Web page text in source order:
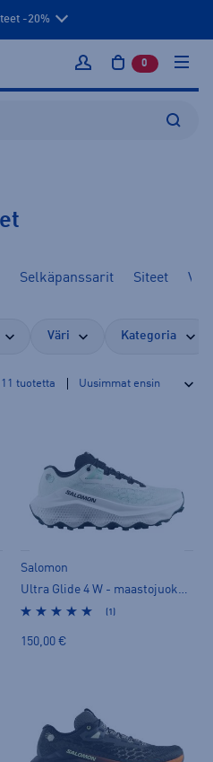
-20%
Kirjaudu sisään
0 tuotetta
Selkäpanssarit Siteet
Väri Kategoria
tuotetta
Salomon
Ultra Glide 4 W - maastojuoksukengät
(1)
150,00 €